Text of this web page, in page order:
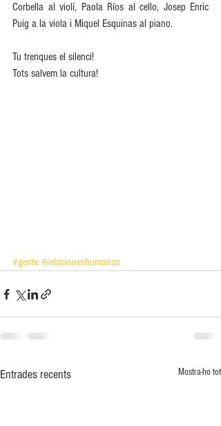
Corbella al violí, Paola Ríos al cello, Josep Enric
Puig a la viola i Miquel Esquinas al piano.
Tu trenques el silenci!
Tots salvem la cultura!
#gente #relacioneshumanas
Entrades recents Mostra-ho tot